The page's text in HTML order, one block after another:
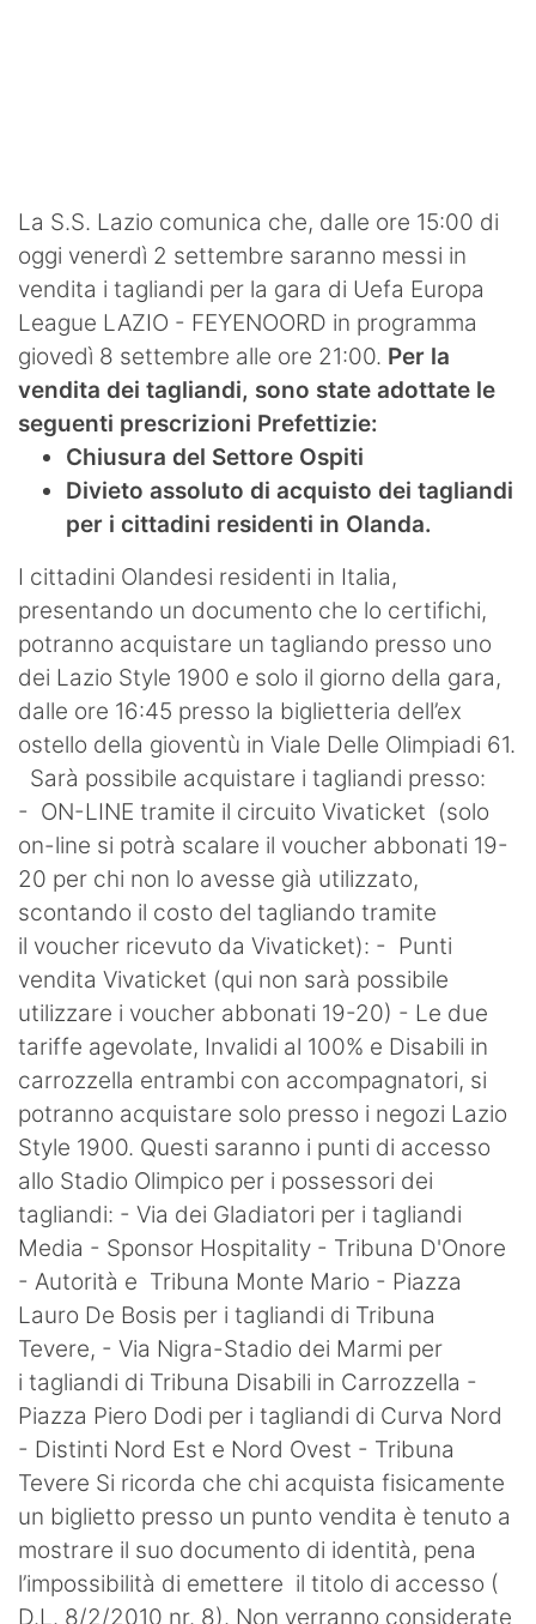
Contatti
La S.S. Lazio comunica che, dalle ore 15:00 di
oggi venerdì 2 settembre saranno messi in
vendita i tagliandi per la gara di Uefa Europa
League LAZIO - FEYENOORD in programma
giovedì 8 settembre alle ore 21:00. Per la
vendita dei tagliandi, sono state adottate le
seguenti prescrizioni Prefettizie:
Chiusura del Settore Ospiti
Divieto assoluto di acquisto dei tagliandi
per i cittadini residenti in Olanda.
I cittadini Olandesi residenti in Italia,
presentando un documento che lo certifichi,
potranno acquistare un tagliando presso uno
dei Lazio Style 1900 e solo il giorno della gara,
dalle ore 16:45 presso la biglietteria dell’ex
ostello della gioventù in Viale Delle Olimpiadi 61.
Sarà possibile acquistare i tagliandi presso:
- ON-LINE tramite il circuito Vivaticket (solo
on-line si potrà scalare il voucher abbonati 19-
20 per chi non lo avesse già utilizzato,
scontando il costo del tagliando tramite
il voucher ricevuto da Vivaticket): - Punti
vendita Vivaticket (qui non sarà possibile
utilizzare i voucher abbonati 19-20) - Le due
tariffe agevolate, Invalidi al 100% e Disabili in
carrozzella entrambi con accompagnatori, si
potranno acquistare solo presso i negozi Lazio
Style 1900. Questi saranno i punti di accesso
allo Stadio Olimpico per i possessori dei
tagliandi: - Via dei Gladiatori per i tagliandi
Media - Sponsor Hospitality - Tribuna D'Onore
- Autorità e Tribuna Monte Mario - Piazza
Lauro De Bosis per i tagliandi di Tribuna
Tevere, - Via Nigra-Stadio dei Marmi per
i tagliandi di Tribuna Disabili in Carrozzella -
Piazza Piero Dodi per i tagliandi di Curva Nord
- Distinti Nord Est e Nord Ovest - Tribuna
Tevere Si ricorda che chi acquista fisicamente
un biglietto presso un punto vendita è tenuto a
mostrare il suo documento di identità, pena
l’impossibilità di emettere il titolo di accesso (
D.L. 8/2/2010 nr. 8). Non verranno considerate